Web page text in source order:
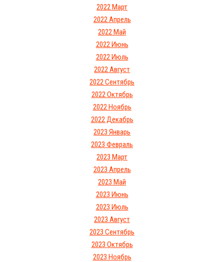
2022 Март
2022 Апрель
2022 Май
2022 Июнь
2022 Июль
2022 Август
2022 Сентябрь
2022 Октябрь
2022 Ноябрь
2022 Декабрь
2023 Январь
2023 Февраль
2023 Март
2023 Апрель
2023 Май
2023 Июнь
2023 Июль
2023 Август
2023 Сентябрь
2023 Октябрь
2023 Ноябрь